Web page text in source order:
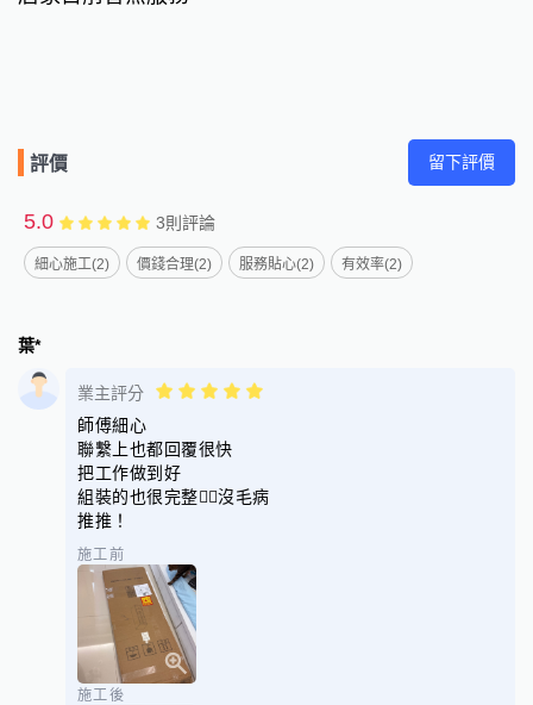
評價 留下評價
5.0 3則評論
細心施工(2) 價錢合理(2) 服務貼心(2) 有效率(2)
葉*
業主評分
師傅細心
聯繫上也都回覆很快
把工作做到好
組裝的也很完整👍🏻沒毛病
推推！
施工前
施工後